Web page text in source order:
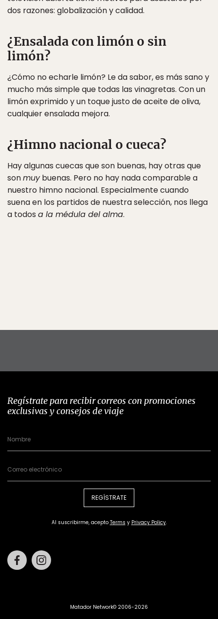
dos razones: globalización y calidad.
¿Ensalada con limón o sin
limón?
¿Cómo no echarle limón? Le da sabor, es más sano y
mucho más simple que todas las vinagretas. Con un
limón exprimido y un toque justo de aceite de oliva,
cualquier ensalada mejora.
¿Himno nacional o cueca?
Hay algunas cuecas que son buenas, hay otras que
sonmuybuenas. Pero no hay nada comparable a
nuestro himno nacional. Especialmente cuando
suena en los partidos de nuestra selección, nos llega
a todos a la médula del alma.
Regístrate para recibir correos con promociones
exclusivas y consejos de viaje
REGÍSTRATE
Al suscribirme, acepto Terms y Privacy Policy.
Facebook
Matador Network© 2006-2026